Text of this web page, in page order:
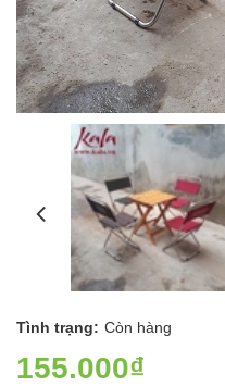
Tình trạng: Còn hàng
155.000₫